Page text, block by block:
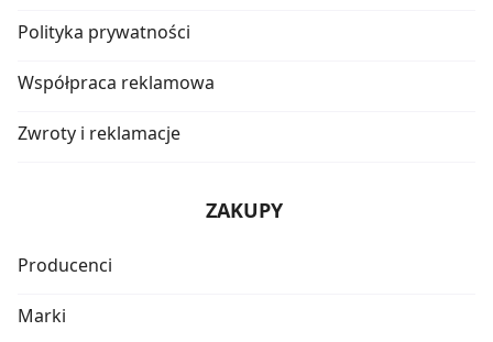
Polityka prywatności
Współpraca reklamowa
Zwroty i reklamacje
ZAKUPY
Producenci
Marki